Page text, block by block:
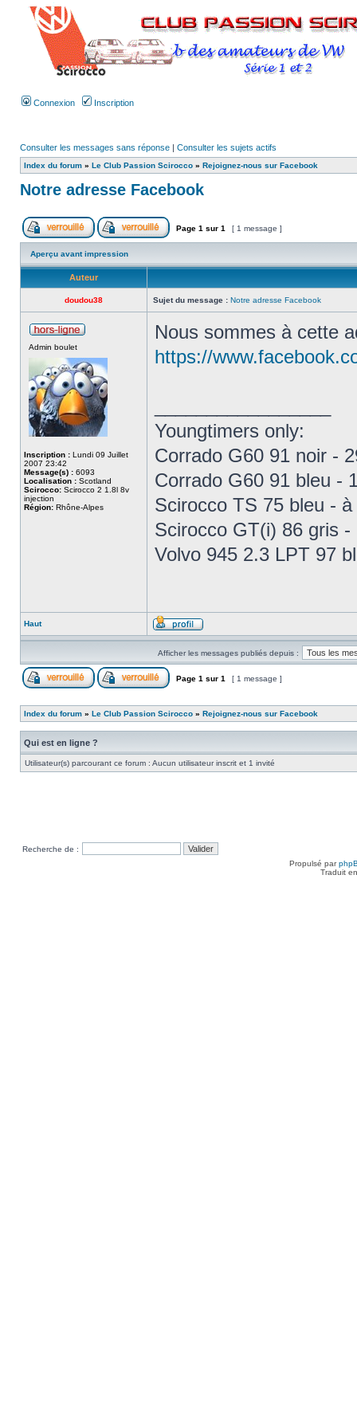
Connexion Inscription
Consulter les messages sans réponse | Consulter les sujets actifs
Index du forum » Le Club Passion Scirocco » Rejoignez-nous sur Facebook
Notre adresse Facebook
Page 1 sur 1 [ 1 message ]
Aperçu avant impression
Auteur
doudou38 Sujet du message : Notre adresse Facebook
Admin boulet
Inscription : Lundi 09 Juillet
2007 23:42
Message(s) : 6093
Localisation : Scotland
Scirocco: Scirocco 2 1.8l 8v
injection
Région: Rhône-Alpes
Nous sommes à cette
https://
Youngtimers only:
Corrado G60 91 noir -
Corrado G60 91 bleu -
Scirocco TS 75 bleu -
Scirocco GT(i) 86 gris -
Volvo 945 2.3 LPT 97
Haut
Afficher les messages publiés depuis :
Page 1 sur 1 [ 1 message ]
Index du forum » Le Club Passion Scirocco » Rejoignez-nous sur Facebook
Qui est en ligne ?
Utilisateur(s) parcourant ce forum : Aucun utilisateur inscrit et 1 invité
Recherche de :
Propulsé par
Traduit